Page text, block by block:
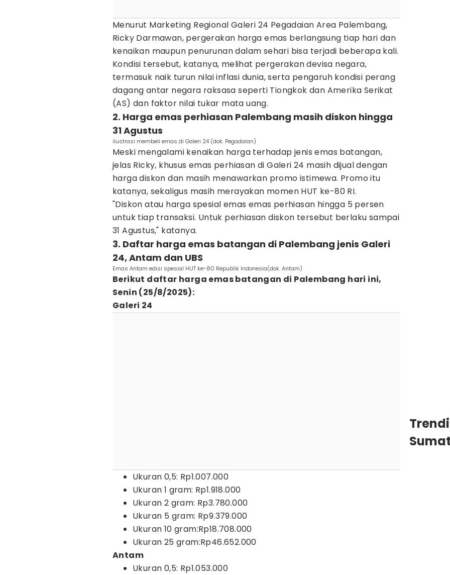
Menurut Marketing Regional Galeri 24 Pegadaian Area Palembang,
Ricky Darmawan, pergerakan harga emas berlangsung tiap hari dan
kenaikan maupun penurunan dalam sehari bisa terjadi beberapa kali.
Kondisi tersebut, katanya, melihat pergerakan devisa negara,
termasuk naik turun nilai inflasi dunia, serta pengaruh kondisi perang
dagang antar negara raksasa seperti Tiongkok dan Amerika Serikat
(AS) dan faktor nilai tukar mata uang.
2. Harga emas perhiasan Palembang masih diskon hingga
31 Agustus
ilustrasi membeli emas di Galeri 24 (dok. Pegadaian)
Meski mengalami kenaikan harga terhadap jenis emas batangan,
jelas Ricky, khusus emas perhiasan di Galeri 24 masih dijual dengan
harga diskon dan masih menawarkan promo istimewa. Promo itu
katanya, sekaligus masih merayakan momen HUT ke-80 RI.
"Diskon atau harga spesial emas emas perhiasan hingga 5 persen
untuk tiap transaksi. Untuk perhiasan diskon tersebut berlaku sampai
31 Agustus," katanya.
3. Daftar harga emas batangan di Palembang jenis Galeri
24, Antam dan UBS
Emas Antam edisi spesial HUT ke-80 Republik Indonesia(dok. Antam)
Berikut daftar harga emas batangan di Palembang hari ini,
Senin (25/8/2025):
Galeri 24
Ukuran 0,5: Rp1.007.000
Ukuran 1 gram: Rp1.918.000
Ukuran 2 gram: Rp3.780.000
Ukuran 5 gram: Rp9.379.000
Ukuran 10 gram:Rp18.708.000
Ukuran 25 gram:Rp46.652.000
Antam
Ukuran 0,5: Rp1.053.000